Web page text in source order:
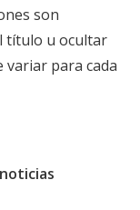
son
título u ocultar
variar para cada
noticias